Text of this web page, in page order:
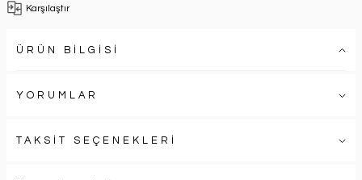
Karşılaştır
ÜRÜN BİLGİSİ
YORUMLAR
TAKSİT SEÇENEKLERİ